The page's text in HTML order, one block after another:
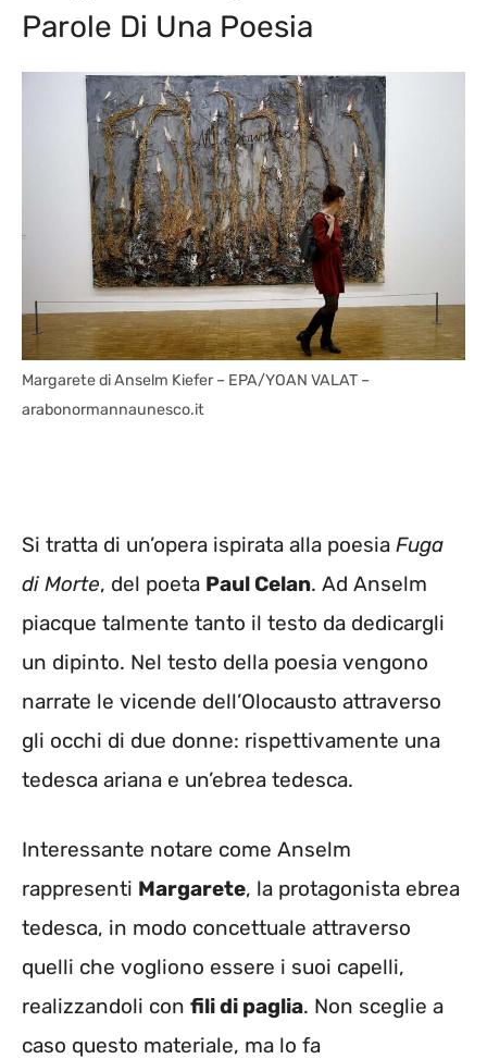
Parole Di Una Poesia
Margarete di Anselm Kiefer – EPA/YOAN VALAT –
arabonormannaunesco.it
Si tratta di un’opera ispirata alla poesia Fuga
di Morte, del poeta Paul Celan. Ad Anselm
piacque talmente tanto il testo da dedicargli
un dipinto. Nel testo della poesia vengono
narrate le vicende dell’Olocausto attraverso
gli occhi di due donne: rispettivamente una
tedesca ariana e un’ebrea tedesca.
Interessante notare come Anselm
rappresenti Margarete, la protagonista ebrea
tedesca, in modo concettuale attraverso
quelli che vogliono essere i suoi capelli,
realizzandoli con fili di paglia. Non sceglie a
caso questo materiale, ma lo fa